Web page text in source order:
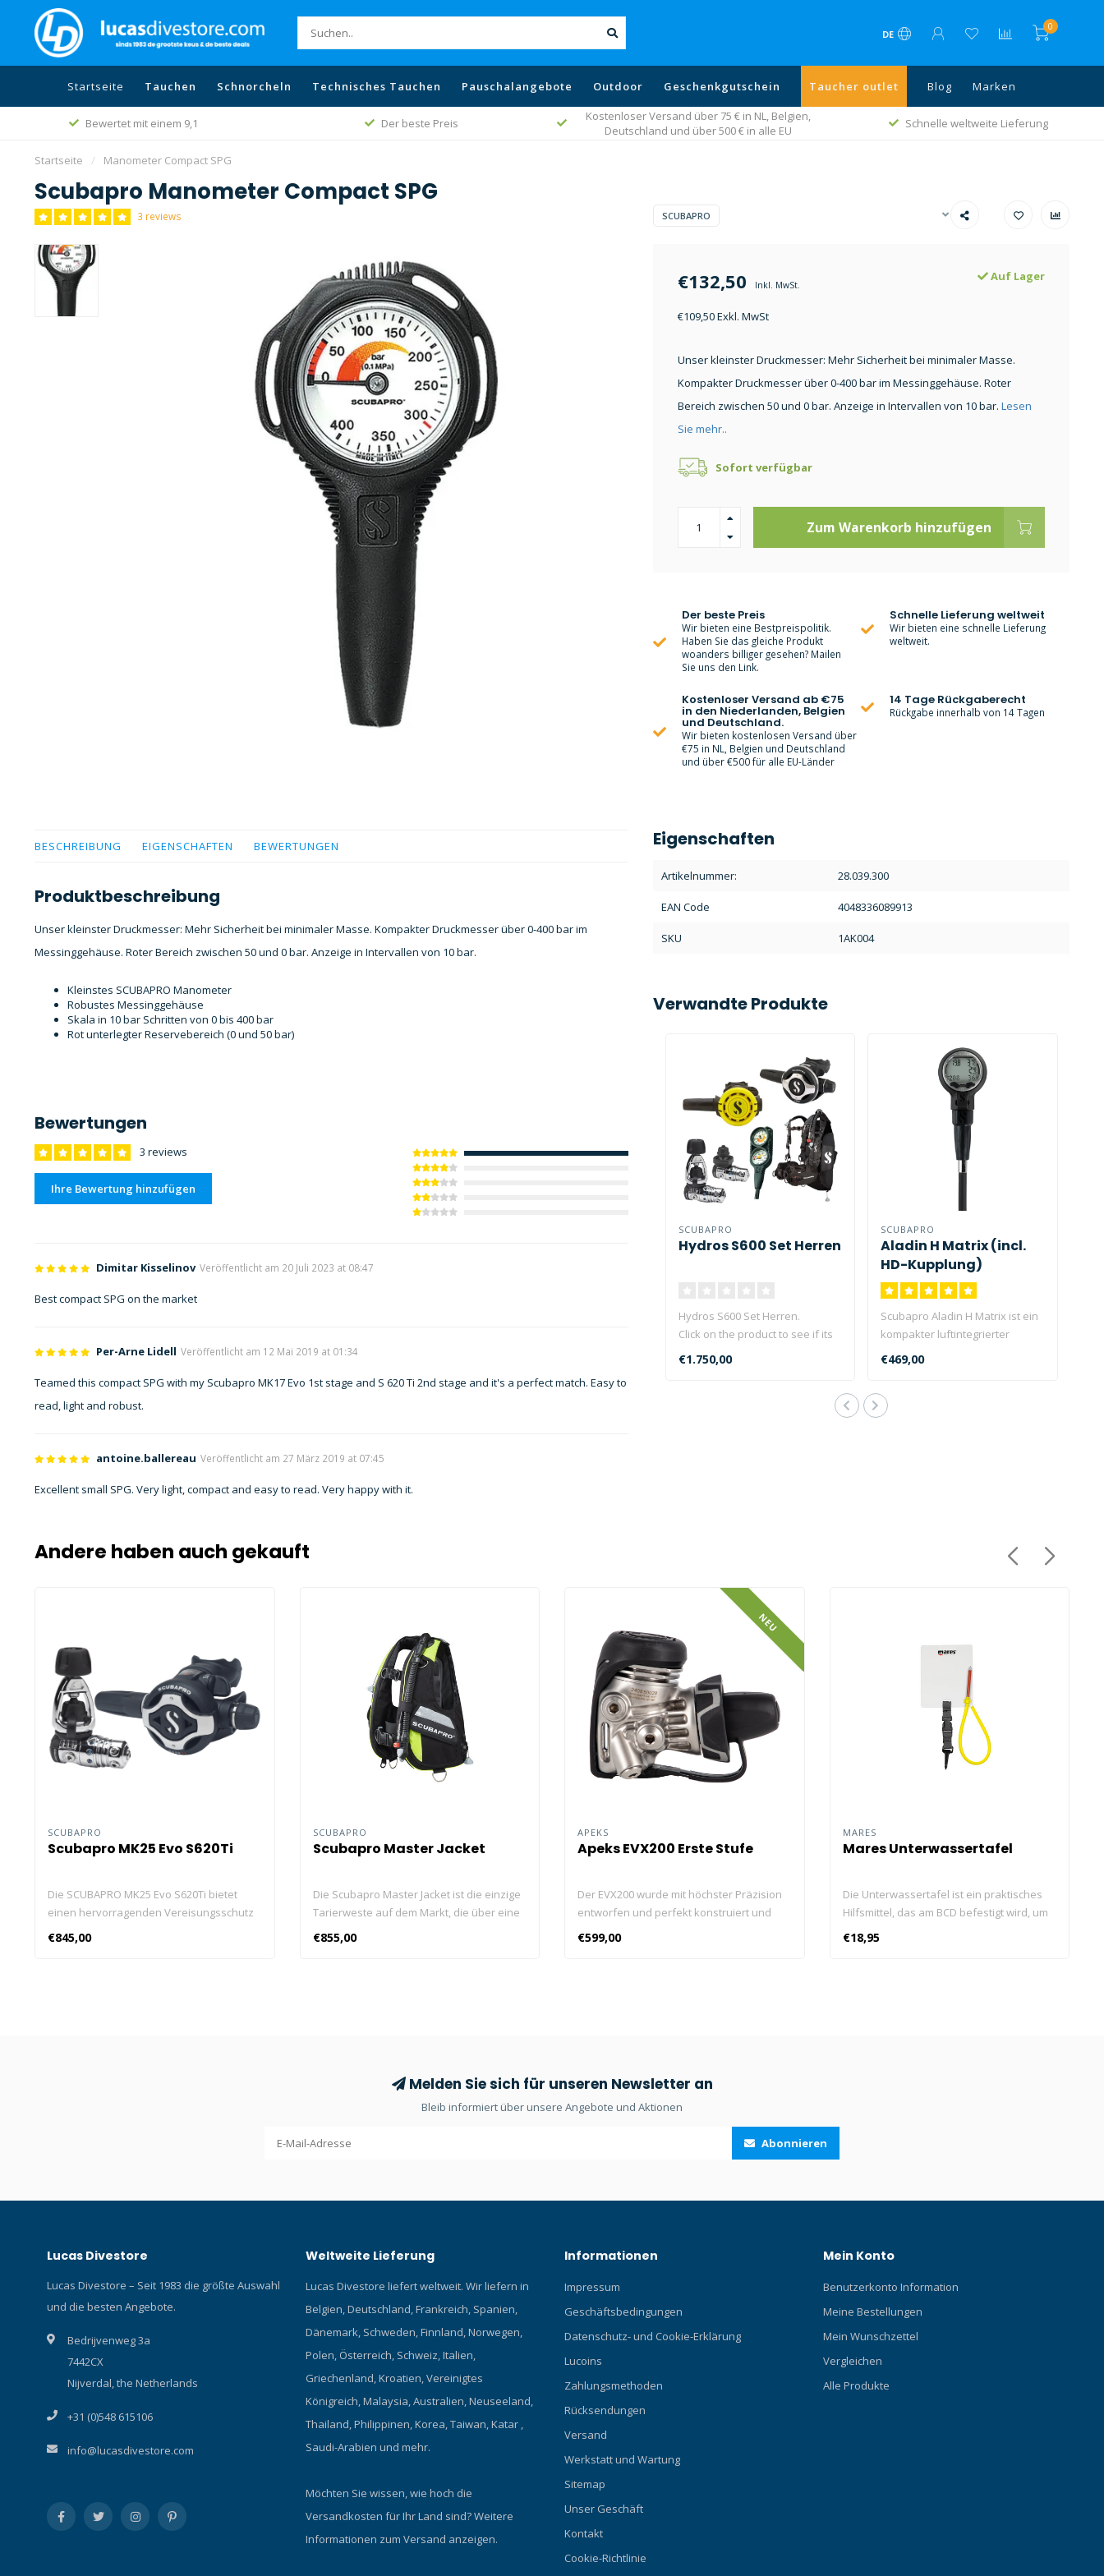
DE
0
Startseite Tauchen Schnorcheln Technisches Tauchen Pauschalangebote Outdoor Geschenkgutschein Taucher outlet Blog Marken
Bewertet mit einem 9,1 Der beste Preis
Kostenloser Versand über 75 € in NL, Belgien,
Deutschland und über 500 € in alle EU
Schnelle weltweite Lieferung
Startseite / Manometer Compact SPG
Scubapro Manometer Compact SPG
3 reviews SCUBAPRO
€132,50 Inkl. MwSt.
€109,50 Exkl. MwSt
Auf Lager
Unser kleinster Druckmesser: Mehr Sicherheit bei minimaler Masse.
Kompakter Druckmesser über 0-400 bar im Messinggehäuse. Roter
Bereich zwischen 50 und 0 bar. Anzeige in Intervallen von 10 bar. Lesen
Sie mehr..
Sofort verfügbar
Zum Warenkorb hinzufügen
Der beste Preis
Wir bieten eine Bestpreispolitik.
Haben Sie das gleiche Produkt
woanders billiger gesehen? Mailen
Sie uns den Link.
Schnelle Lieferung weltweit
Wir bieten eine schnelle Lieferung
weltweit.
Kostenloser Versand ab €75
in den Niederlanden, Belgien
und Deutschland.
Wir bieten kostenlosen Versand über
€75 in NL, Belgien und Deutschland
und über €500 für alle EU-Länder
14 Tage Rückgaberecht
Rückgabe innerhalb von 14 Tagen
BESCHREIBUNG EIGENSCHAFTEN BEWERTUNGEN
Produktbeschreibung
Unser kleinster Druckmesser: Mehr Sicherheit bei minimaler Masse. Kompakter Druckmesser über 0-400 bar im
Messinggehäuse. Roter Bereich zwischen 50 und 0 bar. Anzeige in Intervallen von 10 bar.
Kleinstes SCUBAPRO Manometer
Robustes Messinggehäuse
Skala in 10 bar Schritten von 0 bis 400 bar
Rot unterlegter Reservebereich (0 und 50 bar)
Bewertungen
3 reviews
Ihre Bewertung hinzufügen
Dimitar Kisselinov Veröffentlicht am 20 Juli 2023 at 08:47
Best compact SPG on the market
Per-Arne Lidell Veröffentlicht am 12 Mai 2019 at 01:34
Teamed this compact SPG with my Scubapro MK17 Evo 1st stage and S 620 Ti 2nd stage and it's a perfect match. Easy to
read, light and robust.
antoine.ballereau Veröffentlicht am 27 März 2019 at 07:45
Excellent small SPG. Very light, compact and easy to read. Very happy with it.
Eigenschaften
Artikelnummer: 28.039.300
EAN Code 4048336089913
SKU 1AK004
Verwandte Produkte
SCUBAPRO
Hydros S600 Set Herren
Hydros S600 Set Herren.
Click on the product to see if its
€1.750,00
SCUBAPRO
Aladin H Matrix (incl.
HD-Kupplung)
Scubapro Aladin H Matrix ist ein
kompakter luftintegrierter
€469,00
Andere haben auch gekauft
SCUBAPRO
Scubapro MK25 Evo S620Ti
Die SCUBAPRO MK25 Evo S620Ti bietet
einen hervorragenden Vereisungsschutz
und ein ausgezeichnetes
€845,00
SCUBAPRO
Scubapro Master Jacket
Die Scubapro Master Jacket ist die einzige
Tarierweste auf dem Markt, die über eine
Umkehreigenschaft verfügt, sodass sie
€855,00
NEU
APEKS
Apeks EVX200 Erste Stufe
Der EVX200 wurde mit höchster Präzision
entworfen und perfekt konstruiert und
definiert Exzellenz neu. Als
€599,00
MARES
Mares Unterwassertafel
Die Unterwassertafel ist ein praktisches
Hilfsmittel, das am BCD befestigt wird, um
sich unter Wasser Notizen zu machen.
€18,95
Melden Sie sich für unseren Newsletter an
Bleib informiert über unsere Angebote und Aktionen
Abonnieren
Lucas Divestore
Lucas Divestore – Seit 1983 die größte Auswahl
und die besten Angebote.
Bedrijvenweg 3a
7442CX
Nijverdal, the Netherlands
+31 (0)548 615106
info@lucasdivestore.com
Weltweite Lieferung
Lucas Divestore liefert weltweit. Wir liefern in
Belgien, Deutschland, Frankreich, Spanien,
Dänemark, Schweden, Finnland, Norwegen,
Polen, Österreich, Schweiz, Italien,
Griechenland, Kroatien, Vereinigtes
Königreich, Malaysia, Australien, Neuseeland,
Thailand, Philippinen, Korea, Taiwan, Katar ,
Saudi-Arabien und mehr.
Möchten Sie wissen, wie hoch die
Versandkosten für Ihr Land sind?Weitere
Informationen zum Versand anzeigen.
Informationen
Impressum
Geschäftsbedingungen
Datenschutz- und Cookie-Erklärung
Lucoins
Zahlungsmethoden
Rücksendungen
Versand
Werkstatt und Wartung
Sitemap
Unser Geschäft
Kontakt
Cookie-Richtlinie
Mein Konto
Benutzerkonto Information
Meine Bestellungen
Mein Wunschzettel
Vergleichen
Alle Produkte